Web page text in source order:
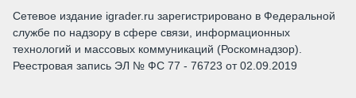
Сетевое издание igrader.ru зарегистрировано в Федеральной
службе по надзору в сфере связи, информационных
технологий и массовых коммуникаций (Роскомнадзор).
Реестровая запись ЭЛ № ФС 77 - 76723 от 02.09.2019